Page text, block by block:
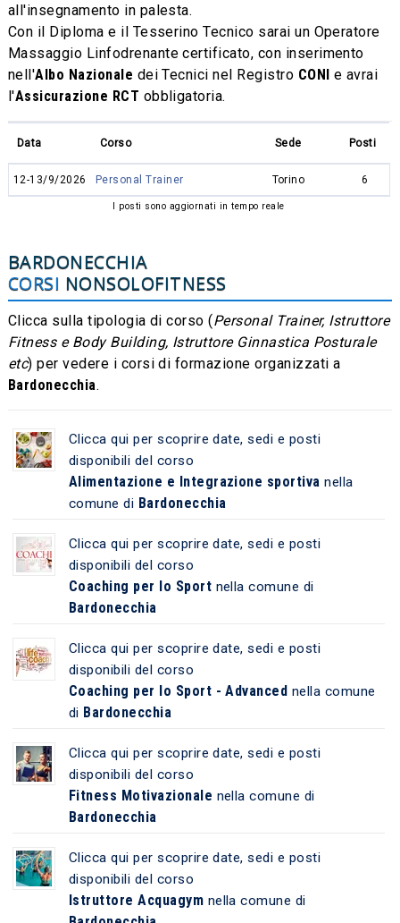
all'insegnamento in palesta.
Con il Diploma e il Tesserino Tecnico sarai un Operatore
Massaggio Linfodrenante certificato, con inserimento
nell'Albo Nazionale dei Tecnici nel Registro CONI e avrai
l'Assicurazione RCT obbligatoria.
Data Corso Sede Posti
12-13/9/2026 Personal Trainer Torino 6
I posti sono aggiornati in tempo reale
BARDONECCHIA
CORSI NONSOLOFITNESS
Clicca sulla tipologia di corso (Personal Trainer, Istruttore
Fitness e Body Building, Istruttore Ginnastica Posturale
etc) per vedere i corsi di formazione organizzati a
Bardonecchia.
Clicca qui per scoprire date, sedi e posti
disponibili del corso
Alimentazione e Integrazione sportiva nella
comune di Bardonecchia
Clicca qui per scoprire date, sedi e posti
disponibili del corso
Coaching per lo Sport nella comune di
Bardonecchia
Clicca qui per scoprire date, sedi e posti
disponibili del corso
Coaching per lo Sport - Advanced nella comune
di Bardonecchia
Clicca qui per scoprire date, sedi e posti
disponibili del corso
Fitness Motivazionale nella comune di
Bardonecchia
Clicca qui per scoprire date, sedi e posti
disponibili del corso
Istruttore Acquagym nella comune di